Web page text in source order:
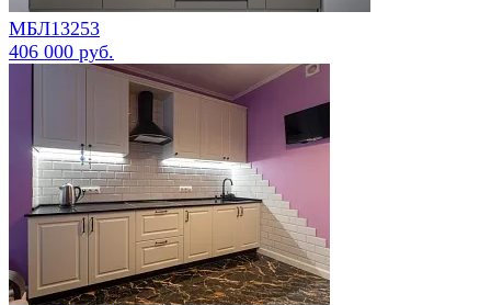
МБЛ13253
406 000 руб.